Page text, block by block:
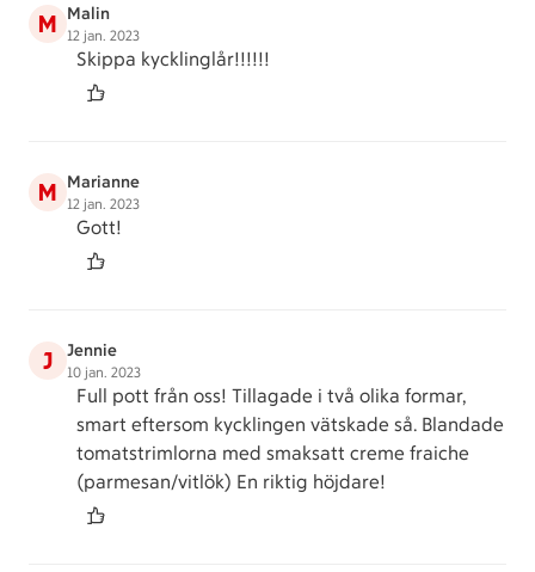
M Malin
12 jan. 2023
Skippa kycklinglår!!!!!!
M Marianne
12 jan. 2023
Gott!
J Jennie
10 jan. 2023
Full pott från oss! Tillagade i två olika formar,
smart eftersom kycklingen vätskade så. Blandade
tomatstrimlorna med smaksatt creme fraiche
(parmesan/vitlök) En riktig höjdare!